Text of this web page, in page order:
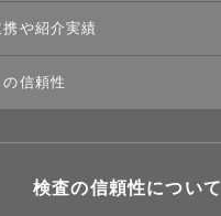
や紹介実績
信頼性
検査の信頼性について